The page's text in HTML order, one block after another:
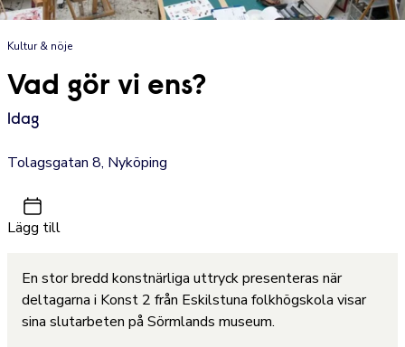
Kultur & nöje
Vad gör vi ens?
Idag
Tolagsgatan 8, Nyköping
Lägg till
En stor bredd konstnärliga uttryck presenteras när
deltagarna i Konst 2 från Eskilstuna folkhögskola visar
sina slutarbeten på Sörmlands museum.